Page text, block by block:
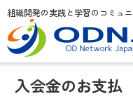
組織開発の実践と学習のコミュニ
入会金のお支払